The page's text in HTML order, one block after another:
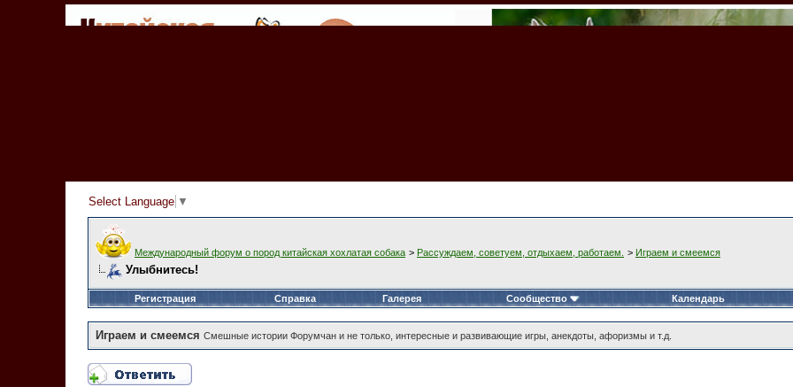
Select Language ▼
Международный форум о пород китайская хохлатая собака > Рассуждаем, советуем, отдыхаем, работаем. > Играем и смеемся
Улыбнитесь!
Регистрация Справка Галерея Сообщество Календарь
Играем и смеемся Смешные истории Форумчан и не только, интересные и развивающие игры, анекдоты, афоризмы и т.д.